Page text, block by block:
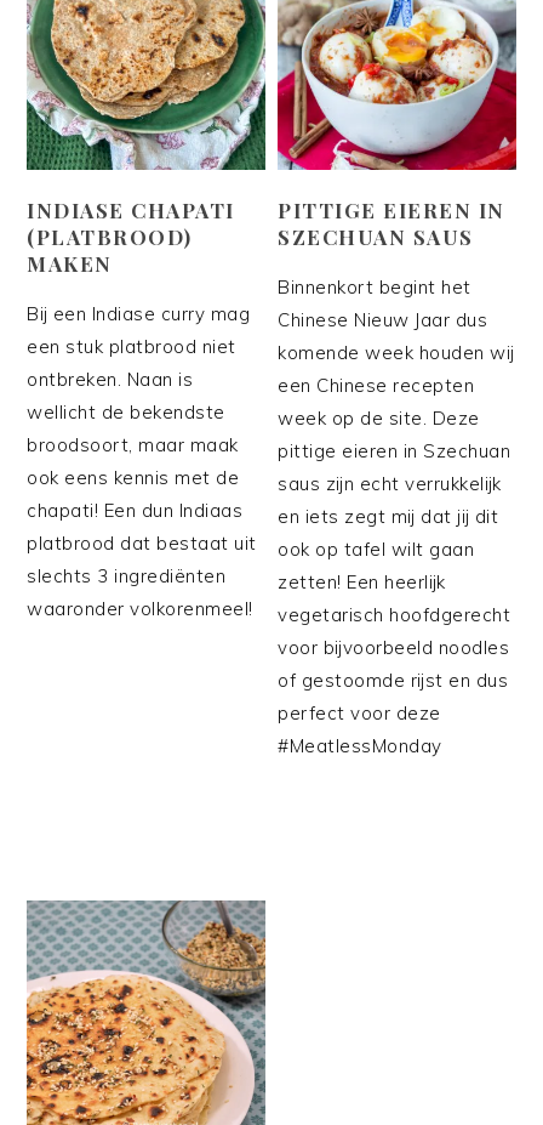
INDIASE CHAPATI
(PLATBROOD)
MAKEN
Bij een Indiase curry mag
een stuk platbrood niet
ontbreken. Naan is
wellicht de bekendste
broodsoort, maar maak
ook eens kennis met de
chapati! Een dun Indiaas
platbrood dat bestaat uit
slechts 3 ingrediënten
waaronder volkorenmeel!
PITTIGE EIEREN IN
SZECHUAN SAUS
Binnenkort begint het
Chinese Nieuw Jaar dus
komende week houden wij
een Chinese recepten
week op de site. Deze
pittige eieren in Szechuan
saus zijn echt verrukkelijk
en iets zegt mij dat jij dit
ook op tafel wilt gaan
zetten! Een heerlijk
vegetarisch hoofdgerecht
voor bijvoorbeeld noodles
of gestoomde rijst en dus
perfect voor deze
#MeatlessMonday